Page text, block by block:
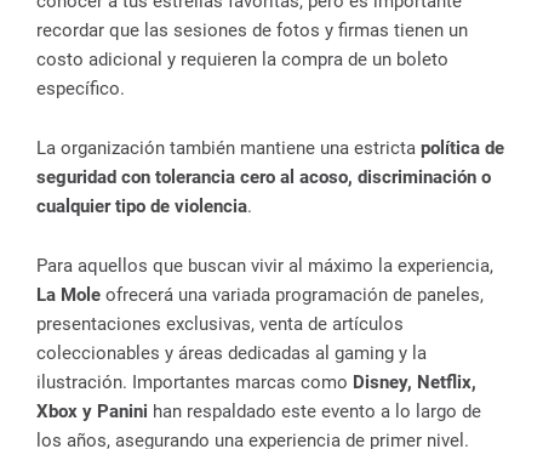
recordar que las sesiones de fotos y firmas tienen un
costo adicional y requieren la compra de un boleto
específico.
La organización también mantiene una estricta política de
seguridad con tolerancia cero al acoso, discriminación o
cualquier tipo de violencia.
Para aquellos que buscan vivir al máximo la experiencia,
La Mole ofrecerá una variada programación de paneles,
presentaciones exclusivas, venta de artículos
coleccionables y áreas dedicadas al gaming y la
ilustración. Importantes marcas como Disney, Netflix,
Xbox y Panini han respaldado este evento a lo largo de
los años, asegurando una experiencia de primer nivel.